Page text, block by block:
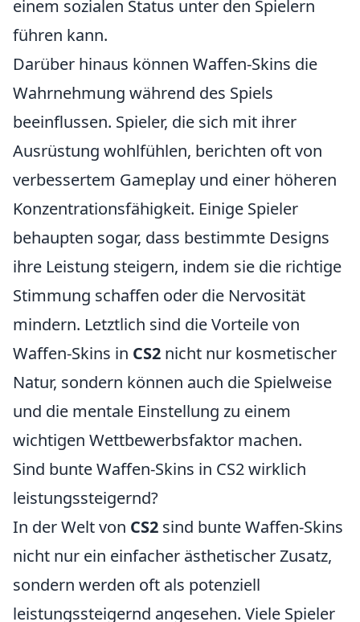
einem sozialen Status unter den Spielern
führen kann.
Darüber hinaus können Waffen-Skins die
Wahrnehmung während des Spiels
beeinflussen. Spieler, die sich mit ihrer
Ausrüstung wohlfühlen, berichten oft von
verbessertem Gameplay und einer höheren
Konzentrationsfähigkeit. Einige Spieler
behaupten sogar, dass bestimmte Designs
ihre Leistung steigern, indem sie die richtige
Stimmung schaffen oder die Nervosität
mindern. Letztlich sind die Vorteile von
Waffen-Skins in CS2 nicht nur kosmetischer
Natur, sondern können auch die Spielweise
und die mentale Einstellung zu einem
wichtigen Wettbewerbsfaktor machen.
Sind bunte Waffen-Skins in CS2 wirklich
leistungssteigernd?
In der Welt von CS2 sind bunte Waffen-Skins
nicht nur ein einfacher ästhetischer Zusatz,
sondern werden oft als potenziell
leistungssteigernd angesehen. Viele Spieler